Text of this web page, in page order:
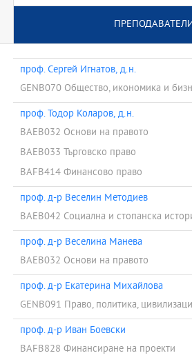
проф. Сергей Игнатов, д.н.
GENB070 Общество, икономика и
проф. Тодор Коларов, д.н.
BAEB032 Основи на правото
BAEB033 Търговско право
BAFB414 Финансово право
проф. д-р Веселин Методиев
BAEB042 Социална и стопанска
проф. д-р Веселина Манева
BAEB032 Основи на правото
проф. д-р Екатерина Михайлова
GENB091 Право, политика,
проф. д-р Иван Боевски
BAFB828 Финансиране на проекти